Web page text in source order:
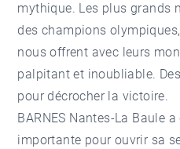
mythique. Les plus grands
des champions
nous offrent avec leurs
palpitant et inoubliable.
pour décrocher la victoire.
BARNES Nantes-La Baule
importante pour ouvrir sa